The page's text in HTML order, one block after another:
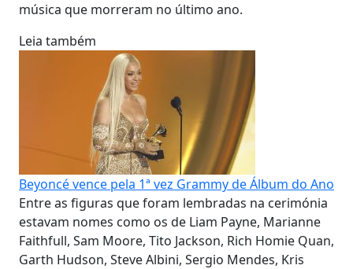
música que morreram no último ano.
Leia também
Beyoncé vence pela 1ª vez Grammy de Álbum do Ano
Entre as figuras que foram lembradas na cerimónia
estavam nomes como os de Liam Payne, Marianne
Faithfull, Sam Moore, Tito Jackson, Rich Homie Quan,
Garth Hudson, Steve Albini, Sergio Mendes, Kris